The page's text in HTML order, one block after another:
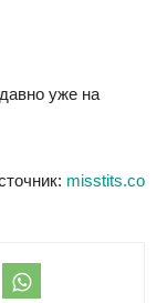
уже на
misstits.co